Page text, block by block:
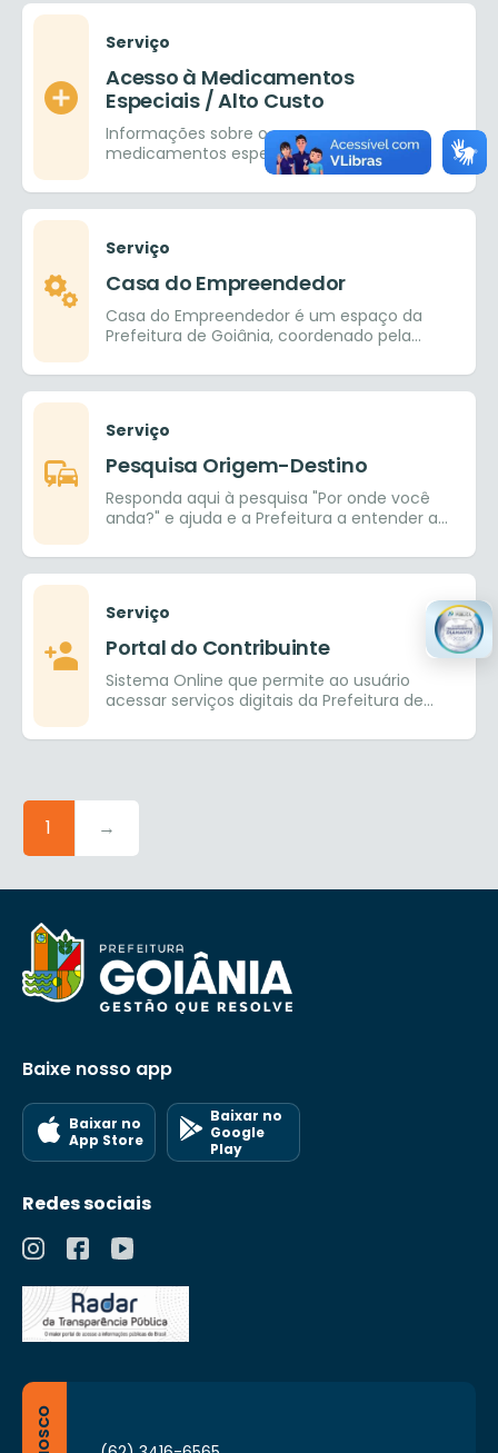
Serviço
Acesso à Medicamentos
Especiais / Alto Custo
Informações sobre o acesso a
medicamentos especiais / alto custo
Serviço
Casa do Empreendedor
Casa do Empreendedor é um espaço da
Prefeitura de Goiânia, coordenado pela
Indústria, Comércio, Agricultura e Serviços,
em parceria com o SEBRAE.
Serviço
Pesquisa Origem-Destino
Responda aqui à pesquisa "Por onde você
anda?" e ajuda e a Prefeitura a entender a
Serviço
Portal do Contribuinte
Sistema Online que permite ao usuário
acessar serviços digitais da Prefeitura de
1 →
Baixe nosso app
Baixar no
App Store
Baixar no
Google
Play
Redes sociais